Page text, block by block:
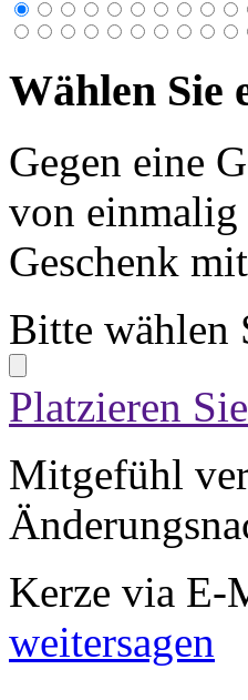
Wählen Sie
Gegen eine
von einmalig
Geschenk
Bitte wählen
Platzieren
Mitgefühl
Kerze via E-
weitersagen